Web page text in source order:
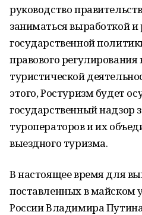
руководство
заниматься выработкой и
государственной
правового регулирования
туристической
этого, Ростуризм будет
государственный надзор
туроператоров и их
выездного туризма.
В настоящее время для
поставленных в майском
России Владимира